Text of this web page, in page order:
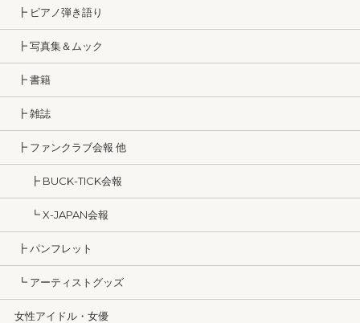
┣ ピアノ弾き語り
┣ 写真集＆ムック
┣ 書籍
┣ 雑誌
┣ ファンクラブ会報 他
┣ BUCK-TICK会報
┗ X-JAPAN会報
┣ パンフレット
┗ アーティストグッズ
女性アイドル・女優